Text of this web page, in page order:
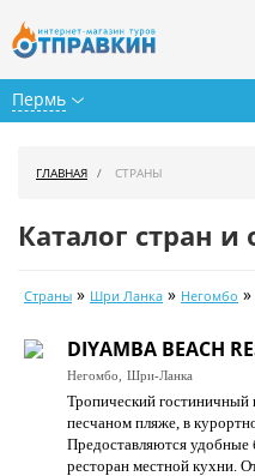
Пермь
Календарь туров
Цены дня
Страны
Как купить
ГЛАВНАЯ СТРАНЫ
Каталог стран и
Страны » Шри Ланка » Негомбо »
DIYAMBA BEACH
Негомбо, Шри-Ланка
Тропический гостиничный
песчаном пляже, в
Предоставляются удобные
ресторан местной кухни.